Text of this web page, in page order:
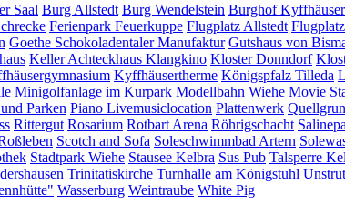
Saal Burg Allstedt Burg Wendelstein Burghof Kyffhäuser
Ferienpark Feuerkuppe Flugplatz Allstedt
Goethe Schokoladentaler Manufaktur Gutshaus von
Keller Achteckhaus Klangkino Kloster Donndorf
Kyffhäusertherme Königspfalz Tilleda
Minigolfanlage im Kurpark Modellbahn Wiehe Movie
Parken Piano Livemusiclocation Plattenwerk
Rittergut Rosarium Rotbart Arena Röhrigschacht
Scotch and Sofa Soleschwimmbad Artern
Stadtpark Wiehe Stausee Kelbra Sus Pub Talsperre
Trinitatiskirche Turnhalle am Königstuhl
Wasserburg Weintraube White Pig